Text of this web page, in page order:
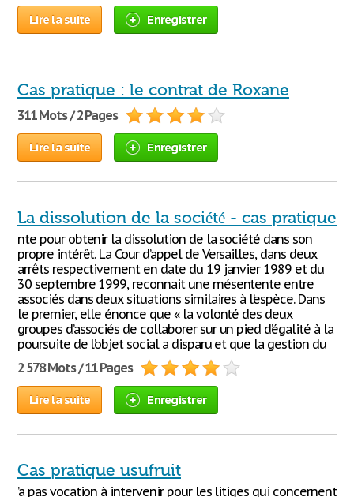
Lire la suite Enregistrer
Cas pratique : le contrat de Roxane
311 Mots / 2 Pages
Lire la suite Enregistrer
La dissolution de la société - cas pratique
nte pour obtenir la dissolution de la société dans son
propre intérêt. La Cour d’appel de Versailles, dans deux
arrêts respectivement en date du 19 janvier 1989 et du
30 septembre 1999, reconnait une mésentente entre
associés dans deux situations similaires à l’espèce. Dans
le premier, elle énonce que « la volonté des deux
groupes d’associés de collaborer sur un pied d’égalité à la
poursuite de l’objet social a disparu et que la gestion du
2 578 Mots / 11 Pages
Lire la suite Enregistrer
Cas pratique usufruit
’a pas vocation à intervenir pour les litiges qui concernent